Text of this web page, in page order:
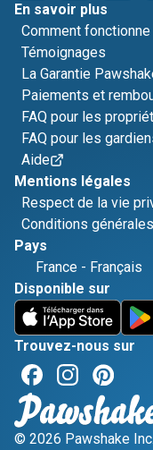
En savoir plus
Comment
Témoignages
La Garantie
Paiements et
FAQ pour les
FAQ pour les
Aide
Mentions légales
Respect de la vie
Conditions générales
Pays
France - Français
Disponible sur
Trouvez-nous sur
© 2026 Pawshake